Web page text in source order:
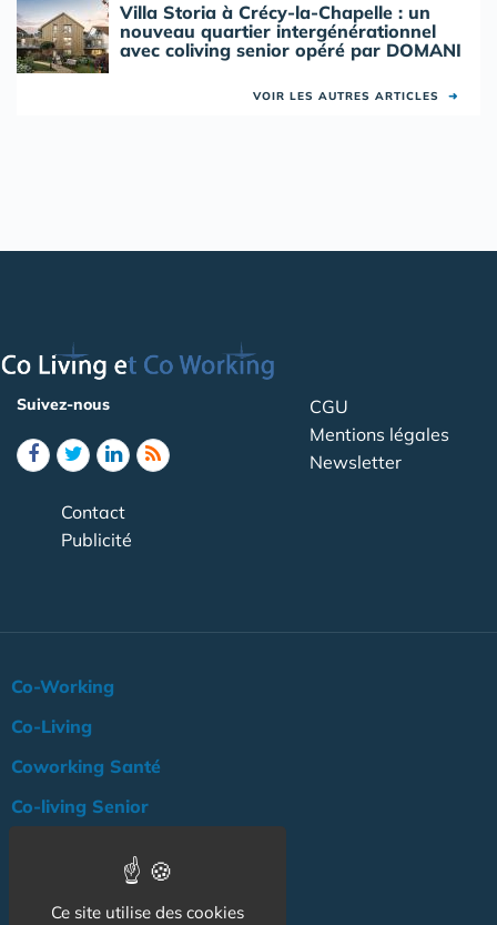
Villa Storia à Crécy-la-Chapelle : un
nouveau quartier intergénérationnel
avec coliving senior opéré par DOMANI
VOIR LES AUTRES ARTICLES ➜
Suivez-nous
CGU
Mentions légales
Newsletter
Contact
Publicité
Co-Working
Co-Living
Coworking Santé
Co-living Senior
Ce site utilise des cookies